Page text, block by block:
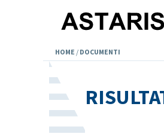
HOME / DOCUMENTI